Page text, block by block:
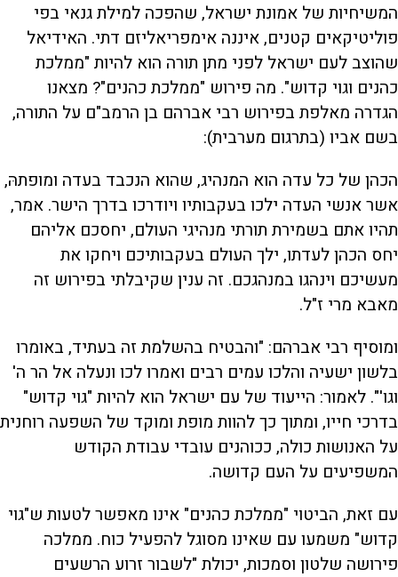
המשיחיות של אמונת ישראל, שהפכה למילת גנאי בפי
פוליטיקאים קטנים, איננה אימפריאליזם דתי. האידיאל
שהוצב לעם ישראל לפני מתן תורה הוא להיות "ממלכת
כהנים וגוי קדוש". מה פירוש "ממלכת כהנים"? מצאנו
הגדרה מאלפת בפירוש רבי אברהם בן הרמב"ם על התורה,
בשם אביו (בתרגום מערבית):
הכהן של כל עדה הוא המנהיג, שהוא הנכבד בעדה ומופתהּ,
אשר אנשי העדה ילכו בעקבותיו ויודרכו בדרך הישר. אמר,
תהיו אתם בשמירת תורתי מנהיגי העולם, יחסכם אליהם
יחס הכהן לעדתו, ילך העולם בעקבותיכם ויחקו את
מעשיכם וינהגו במנהגכם. זה ענין שקיבלתי בפירוש זה
מאבא מרי ז"ל.
ומוסיף רבי אברהם: "והבטיח בהשלמת זה בעתיד, באומרו
בלשון ישעיה והלכו עמים רבים ואמרו לכו ונעלה אל הר ה'
וגו'". לאמור: הייעוד של עם ישראל הוא להיות "גוי קדוש"
בדרכי חייו, ומתוך כך להוות מופת ומוקד של השפעה רוחנית
על האנושות כולה, ככוהנים עובדי עבודת הקודש
המשפיעים על העם קדושה.
עם זאת, הביטוי "ממלכת כהנים" אינו מאפשר לטעות ש"גוי
קדוש" משמעו עם שאינו מסוגל להפעיל כוח. ממלכה
פירושה שלטון וסמכות, יכולת "לשבור זרוע הרשעים